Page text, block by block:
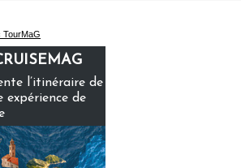
voyage
l’itinéraire de
expérience de